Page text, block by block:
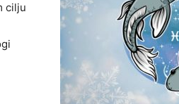
cilju